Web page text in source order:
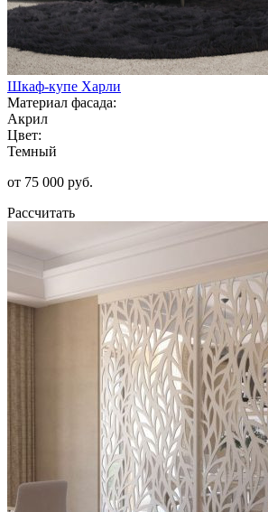
Шкаф-купе Харли
Материал фасада:
Акрил
Цвет:
Темный
от 75 000 руб.
Рассчитать